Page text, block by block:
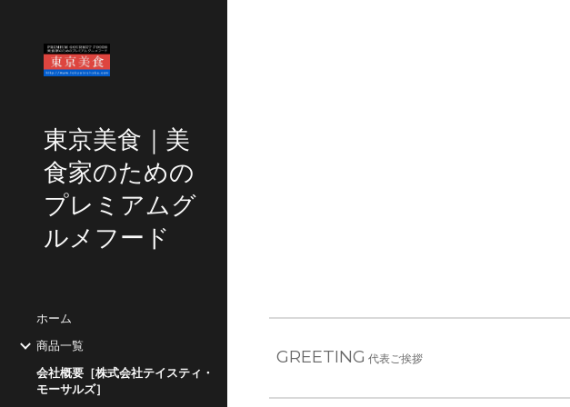
東京美食｜美
食家のための
プレミアムグ
ルメフード
ホーム
商品一覧
会社概要［株式会社テイスティ・
モーサルズ］
GREETING 代表ご挨拶